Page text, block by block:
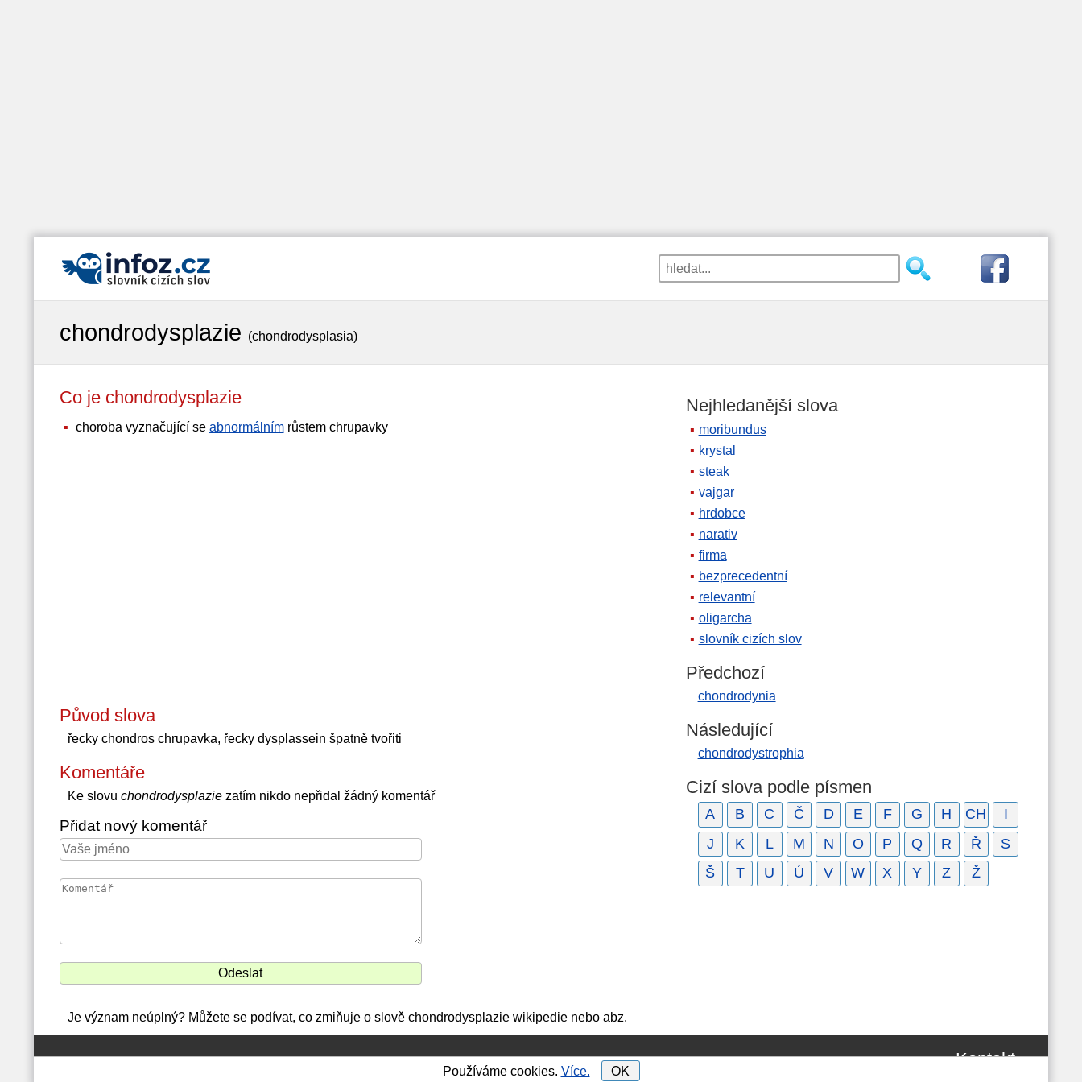
chondrodysplazie (chondrodysplasia)
Co je chondrodysplazie
choroba vyznačující se abnormálnímrůstem chrupavky
Původ slova
řecky chondros chrupavka, řecky dysplassein špatně tvořiti
Komentáře
Ke slovu chondrodysplaziezatím nikdo nepřidal žádný komentář
Přidat nový komentář
Je význam neúplný? Můžete se podívat, co zmiňuje o slově chondrodysplazie wikipedie nebo abz.
Nejhledanější slova
moribundus
krystal
steak
vajgar
hrdobce
narativ
firma
bezprecedentní
relevantní
oligarcha
slovník cizích slov
Předchozí
chondrodynia
Následující
chondrodystrophia
Cizí slova podle písmen
A B C Č D E F G H CH
I
J
K L M N O P Q R Ř
S
Š
T U Ú V W X Y Z Ž
Kontakt
Používáme cookies. Více. OK